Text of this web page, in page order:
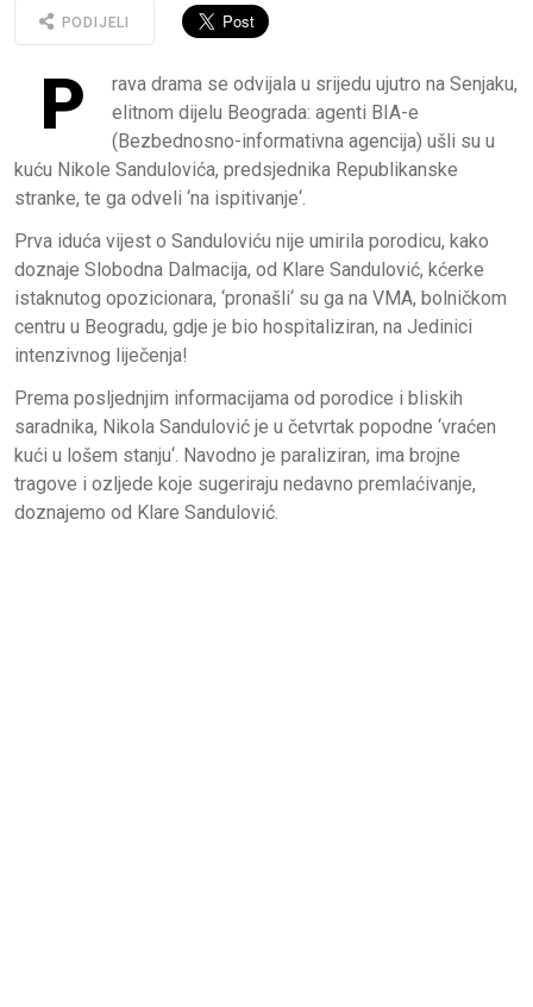
PODIJELI
P
rava drama se odvijala u srijedu ujutro na Senjaku,
elitnom dijelu Beograda: agenti BIA-e
(Bezbednosno-informativna agencija) ušli su u
kuću Nikole Sandulovića, predsjednika Republikanske
stranke, te ga odveli ‘na ispitivanje‘.
Prva iduća vijest o Sanduloviću nije umirila porodicu, kako
doznaje Slobodna Dalmacija, od Klare Sandulović, kćerke
istaknutog opozicionara, ‘pronašli‘ su ga na VMA, bolničkom
centru u Beogradu, gdje je bio hospitaliziran, na Jedinici
intenzivnog liječenja!
Prema posljednjim informacijama od porodice i bliskih
saradnika, Nikola Sandulović je u četvrtak popodne ‘vraćen
kući u lošem stanju‘. Navodno je paraliziran, ima brojne
tragove i ozljede koje sugeriraju nedavno premlaćivanje,
doznajemo od Klare Sandulović.